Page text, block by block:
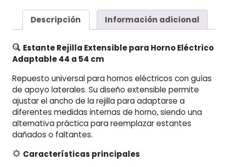
Eléctrico
Adaptable
a
54
cm
cantidad
Descripción Información adicional
Estante Rejilla Extensible para Horno Eléctrico
Adaptable 44 a 54 cm
Repuesto universal para hornos eléctricos con guías
de apoyo laterales. Su diseño extensible permite
ajustar el ancho de la rejilla para adaptarse a
diferentes medidas internas de horno, siendo una
alternativa práctica para reemplazar estantes
dañados o faltantes.
Características principales